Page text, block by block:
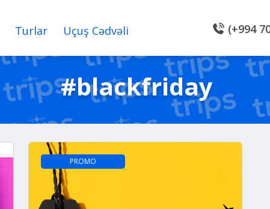
Turlar Uçuş Cədvəli (+994
#blackfriday
PROMO